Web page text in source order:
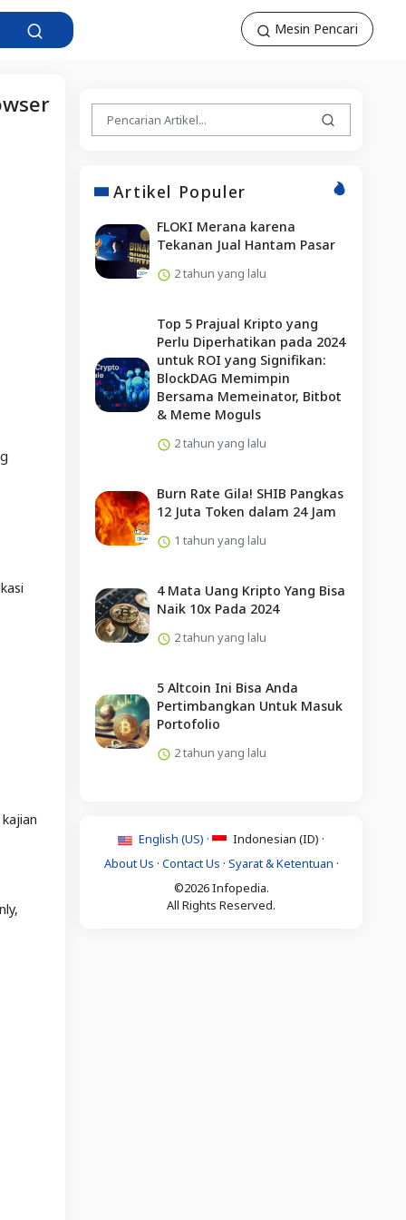
Mesin Pencari
Artikel Populer
FLOKI Merana karena
Tekanan Jual Hantam Pasar
2 tahun yang lalu
Top 5 Prajual Kripto yang
Perlu Diperhatikan pada 2024
untuk ROI yang Signifikan:
BlockDAG Memimpin
Bersama Memeinator, Bitbot
& Meme Moguls
2 tahun yang lalu
Burn Rate Gila! SHIB Pangkas
12 Juta Token dalam 24 Jam
1 tahun yang lalu
4 Mata Uang Kripto Yang Bisa
Naik 10x Pada 2024
2 tahun yang lalu
5 Altcoin Ini Bisa Anda
Pertimbangkan Untuk Masuk
Portofolio
2 tahun yang lalu
English (US) ·
Indonesian (ID) ·
About Us · Contact Us · Syarat & Ketentuan ·
©2026 Infopedia.
All Rights Reserved.